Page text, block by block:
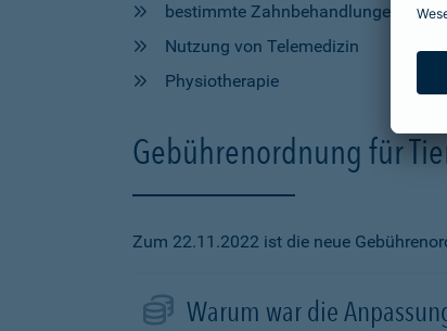
bestimmte Zahnbehandlungen
Nutzung von Telemedizin
Physiotherapie
Gebührenordnung für
Zum 22.11.2022 ist die neue
Warum war die